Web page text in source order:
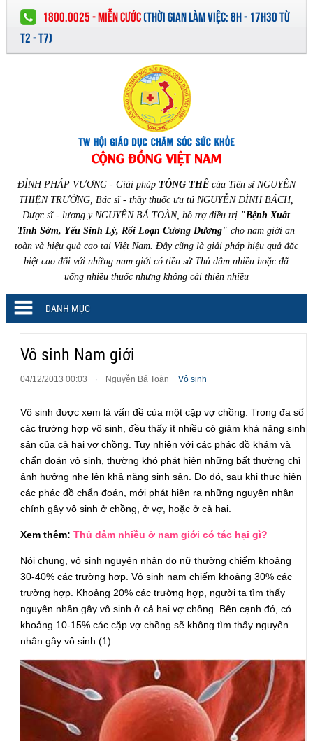
1800.0025 - MIỄN CƯỚC(THỜI GIAN LÀM VIỆC:8H - 17H30 TỪ
T2 - T7)
ĐỈNH PHÁP VƯƠNG - Giải pháp TỔNG THỂcủa Tiến sĩ NGUYỄN
THIỆN TRƯỞNG, Bác sĩ - thầy thuốc ưu tú NGUYỄN ĐÌNH BÁCH,
Dược sĩ - lương y NGUYỄN BÁ TOÀN, hỗ trợ điều trị "Bệnh Xuất
Tinh Sớm, Yếu Sinh Lý, Rối Loạn Cương Dương" cho nam giới an
toàn và hiệu quả cao tại Việt Nam. Đây cũng là giải pháp hiệu quả đặc
biệt cao đối với những nam giới có tiền sử Thủ dâm nhiều hoặc đã
uống nhiều thuốc nhưng không cải thiện nhiều
DANH MỤC
Vô sinh Nam giới
04/12/2013 00:03 · Nguyễn Bá Toàn Vô sinh
Vô sinh được xem là vấn đề của một cặp vợ chồng. Trong đa số
các trường hợp vô sinh, đều thấy ít nhiều có giảm khả năng sinh
sản của cả hai vợ chồng. Tuy nhiên với các phác đồ khám và
chẩn đoán vô sinh, thường khó phát hiện những bất thường chỉ
ảnh hưởng nhẹ lên khả năng sinh sản. Do đó, sau khi thực hiện
các phác đồ chẩn đoán, mới phát hiện ra những nguyên nhân
chính gây vô sinh ở chồng, ở vợ, hoặc ở cả hai.
Xem thêm: Thủ dâm nhiều ở nam giới có tác hại gì?
Nói chung, vô sinh nguyên nhân do nữ thường chiếm khoảng
30-40% các trường hợp. Vô sinh nam chiếm khoảng 30% các
trường hợp. Khoảng 20% các trường hợp, người ta tìm thấy
nguyên nhân gây vô sinh ở cả hai vợ chồng. Bên cạnh đó, có
khoảng 10-15% các cặp vợ chồng sẽ không tìm thấy nguyên
nhân gây vô sinh.(1)